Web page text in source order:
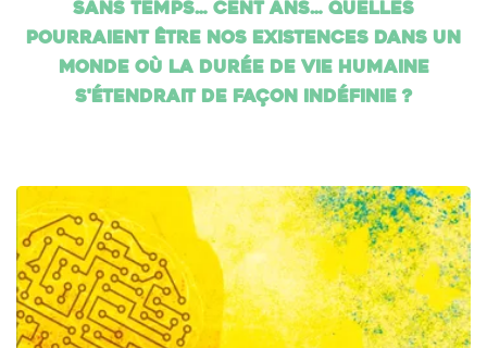
Sans temps… cent ans… Quelles
pourraient être nos existences dans un
monde où la durée de vie humaine
s'étendrait de façon indéfinie ?